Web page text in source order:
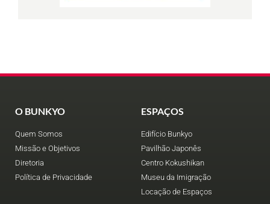
O BUNKYO
Quem Somos
Missão e Objetivos
Diretoria
Política de Privacidade
ESPAÇOS
Edifício Bunkyo
Pavilhão Japonês
Centro Kokushikan
Museu da Imigração
Locação de Espaços